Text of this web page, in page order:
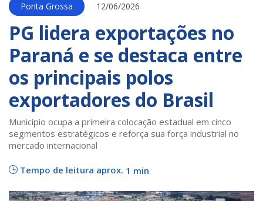
Ponta Grossa 12/06/2026
PG lidera exportações no
Paraná e se destaca entre
os principais polos
exportadores do Brasil
Município ocupa a primeira colocação estadual em cinco
segmentos estratégicos e reforça sua força industrial no
mercado internacional
Tempo de leitura aprox. 1 min